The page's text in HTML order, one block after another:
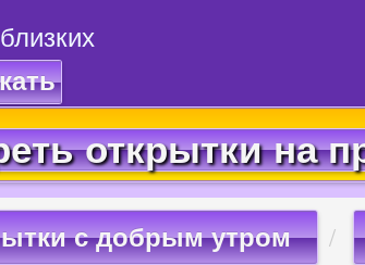
открытки на
с добрым утром